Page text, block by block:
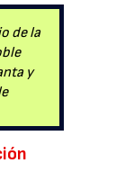
de la
y